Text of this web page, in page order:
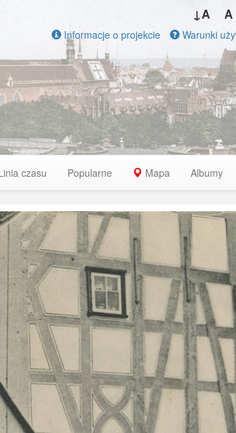
↓A A
Informacje o projekcie Warunki
czasu Popularne Mapa Albumy